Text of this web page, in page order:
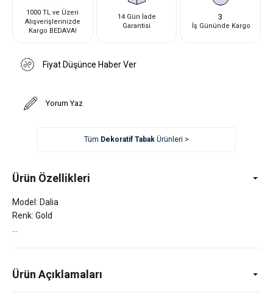
1000 TL ve Üzeri
Alışverişlerinizde
Kargo BEDAVA!
14 Gün İade
Garantisi
3
İş Gününde Kargo
Fiyat Düşünce Haber Ver
Yorum Yaz
Tüm Dekoratif TabakÜrünleri >
Ürün Özellikleri
Model: Dalia
Renk: Gold
Ürün Açıklamaları